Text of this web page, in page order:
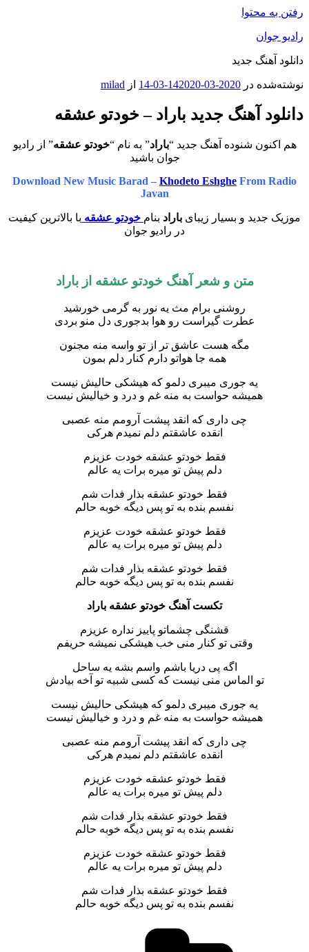
رفتن به محتوا
رادیو جوان
دانلود آهنگ جدید
نوشته‌شده در 2020-03-14
2020-03-14 از milad
دانلود آهنگ جدید باراد – خودتو عشقه
هم اکنون شنوده آهنگ جدید “باراد” به نام “خودتو عشقه” از رادیو
جوان باشید
Download New Music Barad – Khodeto Eshghe From Radio
Javan
موزیک جدید و بسیار زیبای باراد بنام خودتو عشقه با بالاترین کیفیت
در رادیو جوان
متن و شعر آهنگ خودتو عشقه از باراد
روشنی برام مث یه نور به گرمی خورشید
عطرت گیراست رو هوا بدجوری دل منو بردی
مگه هست عاشق تر از تو واسه منه مجنون
همه جا هواتو دارم کنار دلم بمون
یه جوری میبری دلمو که هیشکی حالیش نیست
همیشه حواست به منه غم و درد و خیالیش نیست
چی داری که انقد پیشت آرومم منه عصبی
انقده عاشقتم دلم نمیدم هرکی
فقط خودتو عشقه خودت عزیزم
دلم پیش تو میره برات یه عالم
فقط خودتو عشقه بذار فدات شم
نفسم بنده به تو پس دیگه خوبه حالم
فقط خودتو عشقه خودت عزیزم
دلم پیش تو میره برات یه عالم
فقط خودتو عشقه بذار فدات شم
نفسم بنده به تو پس دیگه خوبه حالم
تکست آهنگ خودتو عشقه باراد
قشنگی چشماتو پاییز نداره عزیزم
وقتی تو کنار منی خب هیشکی نمیشه حریفم
اگه پی دریا باشم واسم بشه یه ساحل
تو الماس منی نیست که کسی شبیه تو آخه بیادش
یه جوری میبری دلمو که هیشکی حالیش نیست
همیشه حواست به منه غم و درد و خیالیش نیست
چی داری که انقد پیشت آرومم منه عصبی
انقده عاشقتم دلم نمیدم هرکی
فقط خودتو عشقه خودت عزیزم
دلم پیش تو میره برات یه عالم
فقط خودتو عشقه بذار فدات شم
نفسم بنده به تو پس دیگه خوبه حالم
فقط خودتو عشقه خودت عزیزم
دلم پیش تو میره برات یه عالم
فقط خودتو عشقه بذار فدات شم
نفسم بنده به تو پس دیگه خوبه حالم